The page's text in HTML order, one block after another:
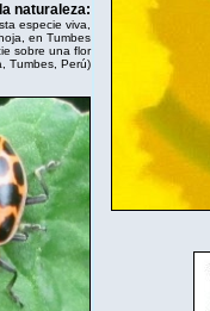
naturaleza:
especie viva,
en Tumbes
sobre una flor
Tumbes, Perú)